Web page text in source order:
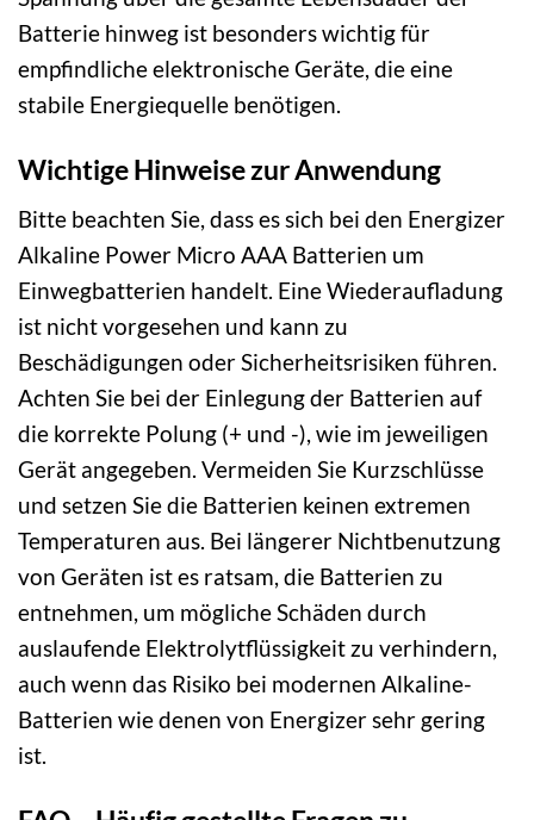
Batterie hinweg ist besonders wichtig für
empfindliche elektronische Geräte, die eine
stabile Energiequelle benötigen.
Wichtige Hinweise zur Anwendung
Bitte beachten Sie, dass es sich bei den Energizer
Alkaline Power Micro AAA Batterien um
Einwegbatterien handelt. Eine Wiederaufladung
ist nicht vorgesehen und kann zu
Beschädigungen oder Sicherheitsrisiken führen.
Achten Sie bei der Einlegung der Batterien auf
die korrekte Polung (+ und -), wie im jeweiligen
Gerät angegeben. Vermeiden Sie Kurzschlüsse
und setzen Sie die Batterien keinen extremen
Temperaturen aus. Bei längerer Nichtbenutzung
von Geräten ist es ratsam, die Batterien zu
entnehmen, um mögliche Schäden durch
auslaufende Elektrolytflüssigkeit zu verhindern,
auch wenn das Risiko bei modernen Alkaline-
Batterien wie denen von Energizer sehr gering
ist.